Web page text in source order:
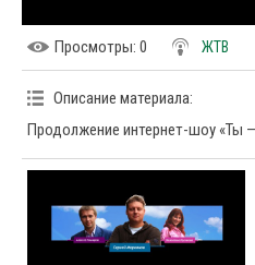
Просмотры: 0 ЖТВ
Описание материала:
Продолжение интернет-шоу «Ты